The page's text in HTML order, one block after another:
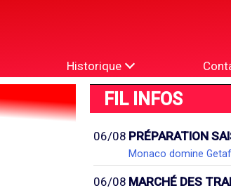
Historique
FIL INFOS
06/08 PRÉPARATION
Monaco domine
06/08 MARCHÉ DES